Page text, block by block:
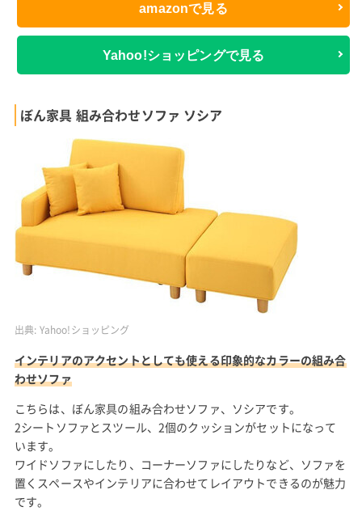
amazonで見る
Yahoo!ショッピングで見る
ぼん家具 組み合わせソファ ソシア
出典: Yahoo!ショッピング
インテリアのアクセントとしても使える印象的なカラーの組み合
わせソファ
こちらは、ぼん家具の組み合わせソファ、ソシアです。
2シートソファとスツール、2個のクッションがセットになって
います。
ワイドソファにしたり、コーナーソファにしたりなど、ソファを
置くスペースやインテリアに合わせてレイアウトできるのが魅力
です。